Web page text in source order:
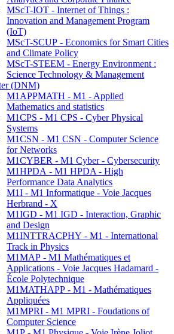
MScT-IOT - Internet of Things :
Innovation and Management Program
(IoT)
MScT-SCUP - Economics for Smart Cities
and Climate Policy
MScT-STEEM - Energy Environment :
Science Technology & Management
(DNM)
M1APPMATH - M1 - Applied
Mathematics and statistics
M1CPS - M1 CPS - Cyber Physical
Systems
M1CSN - M1 CSN - Computer Science
for Networks
M1CYBER - M1 Cyber - Cybersecurity
M1HPDA - M1 HPDA - High
Performance Data Analytics
M1I - M1 Informatique - Voie Jacques
Herbrand - X
M1IGD - M1 IGD - Interaction, Graphic
and Design
M1INTTRACPHY - M1 - International
Track in Physics
M1MAP - M1 Mathématiques et
Applications - Voie Jacques Hadamard -
École Polytechnique
M1MATHAPP - M1 - Mathématiques
Appliquées
M1MPRI - M1 MPRI - Foudations of
Computer Science